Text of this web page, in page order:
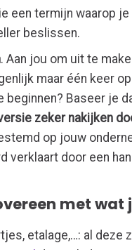
een termijn waarop
beslissen.
. Aan jou om uit te
maar één keer
beginnen? Baseer je
zeker nakijken
op jouw
verklaart door een
met wat
etalage,…: al deze